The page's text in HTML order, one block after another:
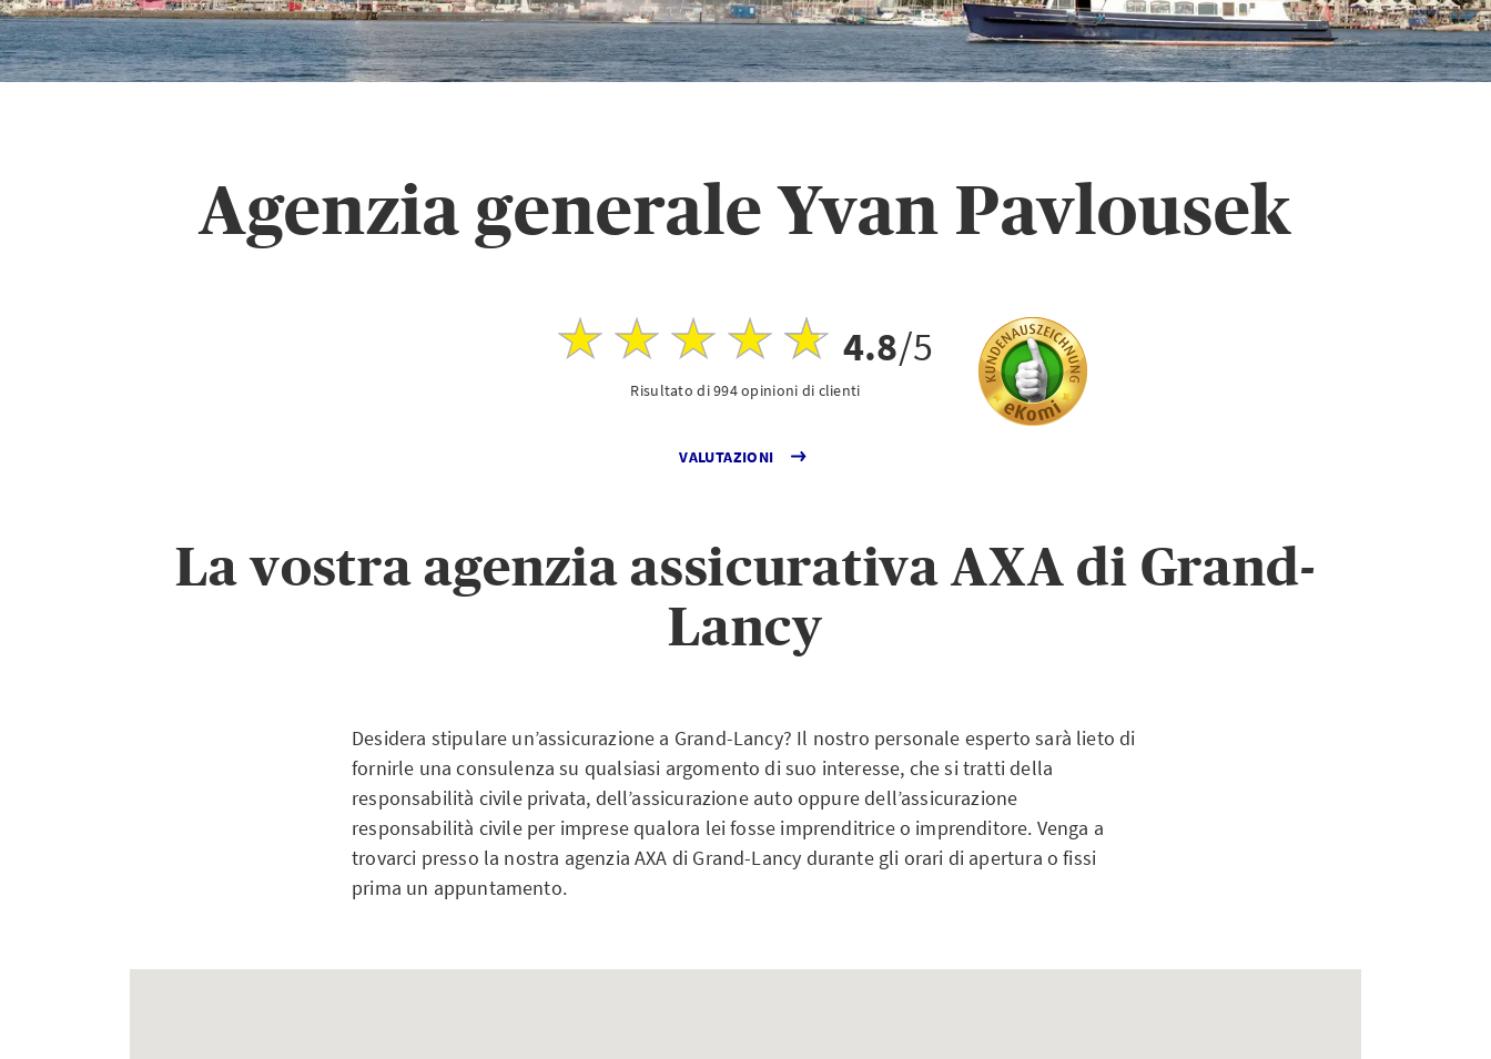
Agenzia generale Yvan Pavlousek
4.8/5
Risultato di 994 opinioni di clienti
VALUTAZIONI
La vostra agenzia assicurativa AXA di Grand-
Lancy
Desidera stipulare un’assicurazione a Grand-Lancy? Il nostro personale esperto sarà lieto di
fornirle una consulenza su qualsiasi argomento di suo interesse, che si tratti della
responsabilità civile privata, dell’assicurazione auto oppure dell’assicurazione
responsabilità civile per imprese qualora lei fosse imprenditrice o imprenditore. Venga a
trovarci presso la nostra agenzia AXA di Grand-Lancy durante gli orari di apertura o fissi
prima un appuntamento.